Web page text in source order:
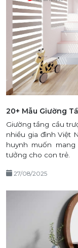
20+ Mẫu Giường
Giường tầng cầu
nhiều gia đình Việt
huynh muốn
tưởng cho con trẻ.
27/08/2025